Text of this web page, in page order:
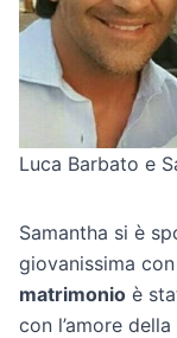
Luca Barbato e
Samantha si è
giovanissima con
matrimonio è
con l’amore